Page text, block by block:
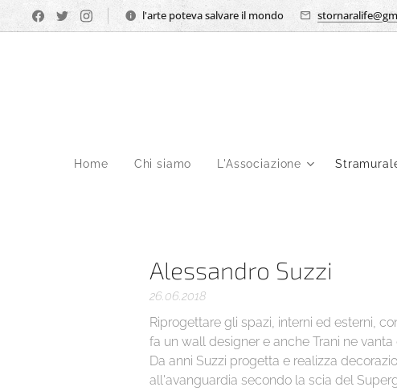
l'arte poteva salvare il mondo
Home Chi siamo L'Associazione
Alessandro Suzzi
26.06.2018
Riprogettare gli spazi, interni ed esterni,
fa un wall designer e anche Trani ne vanta
Da anni Suzzi progetta e realizza
all'avanguardia secondo la scia del